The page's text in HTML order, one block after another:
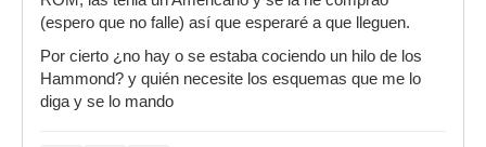
(espero que no falle) así que esperaré a que lleguen.
Por cierto ¿no hay o se estaba cociendo un hilo de los
Hammond? y quién necesite los esquemas que me lo
diga y se lo mando